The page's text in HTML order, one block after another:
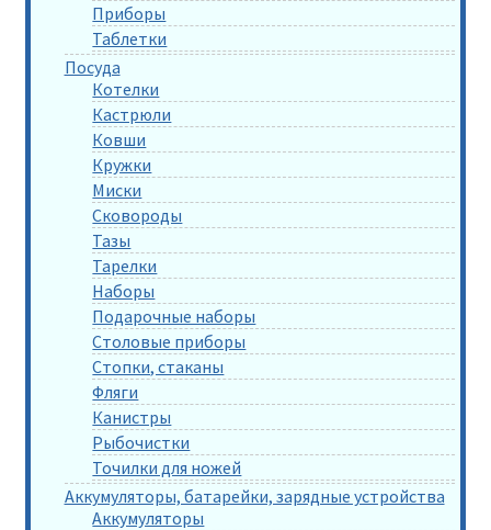
Приборы
Таблетки
Посуда
Котелки
Кастрюли
Ковши
Кружки
Миски
Сковороды
Тазы
Тарелки
Наборы
Подарочные наборы
Столовые приборы
Стопки, стаканы
Фляги
Канистры
Рыбочистки
Точилки для ножей
Аккумуляторы, батарейки, зарядные устройства
Аккумуляторы